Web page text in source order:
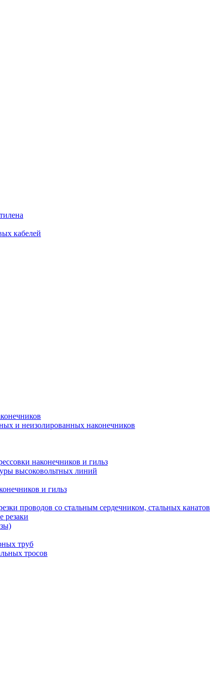
кабелей
и неизолированных наконечников
наконечников и гильз
высоковольтных линий
и гильз
проводов со стальным сердечником, стальных канатов
резаки
труб
тросов